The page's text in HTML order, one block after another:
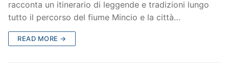
racconta un itinerario di leggende e tradizioni lungo
tutto il percorso del fiume Mincio e la città…
READ MORE →